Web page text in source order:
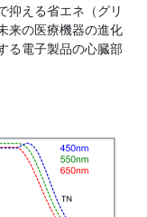
抑える省エネ（グリ
来の医療機器の進化
る電子製品の心臓部